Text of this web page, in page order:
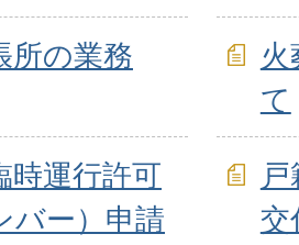
所の業務
て
時運行許可
バー）申請
交